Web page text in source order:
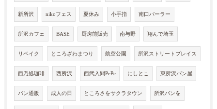
新所沢 nikoフェス 夏休み 小手指 南口パーラー
所沢カフェ BASE 厨房前販売 南与野 翔んで埼玉
リベイク ところざわまつり 航空公園 所沢ストリートプレイス
西乃処珈琲 西所沢 西武入間PePe にしとこ 東所沢パン屋
パン通販 成人の日 ところさをサクラタウン 所沢パンを